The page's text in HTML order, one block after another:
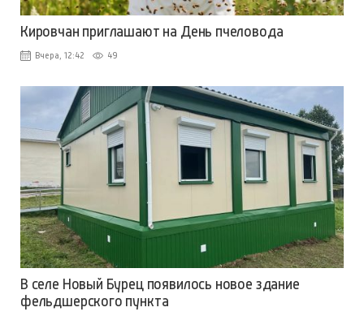
Кировчан приглашают на День пчеловода
Вчера, 12:42 49
В селе Новый Бурец появилось новое здание
фельдшерского пункта